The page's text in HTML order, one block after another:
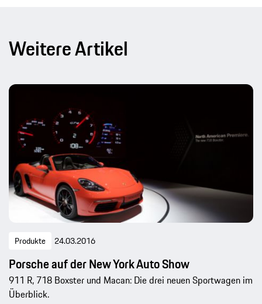
Weitere Artikel
Produkte 24.03.2016
Porsche auf der New York Auto Show
911 R, 718 Boxster und Macan: Die drei neuen Sportwagen im
Überblick.